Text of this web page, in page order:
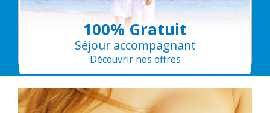
100% Gratuit
Séjour accompagnant
Découvrir nos offres